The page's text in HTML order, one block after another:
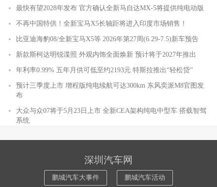
最快有望2028年发布 官方确认全新马自达MX-5将提供纯电动版
不再中国特供！全新宝马X5长轴距将进入印度市场销售！
比亚迪海豹08/全新宝马X5等 2026年第27周(6.29-7.5)新车预告
新款斯柯达明锐谍照 外观内饰全面焕新 预计将于2027年推出
年利率0.99% 五年月供可低至约2193元 特斯拉推出“轻松贷”
预计三季度上市 增程版纯电续航可达300km 东风奕派M8官图发
布
大众与众07将于5月23日上市 全新CEA架构纯电中型车 搭载智驾
系统
深圳汽车网
鹏城汽车大事件 鹏城汽车活动